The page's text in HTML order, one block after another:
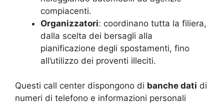
compiacenti.
Organizzatori: coordinano tutta la filiera,
dalla scelta dei bersagli alla
pianificazione degli spostamenti, fino
all’utilizzo dei proventi illeciti.
Questi call center dispongono di banche dati di
numeri di telefono e informazioni personali